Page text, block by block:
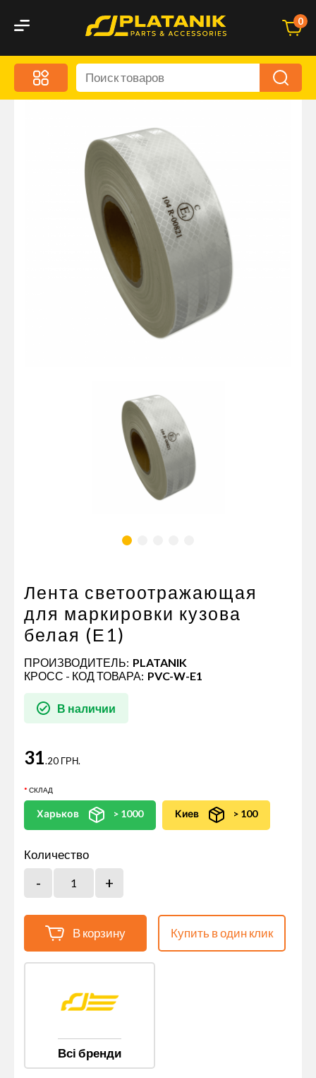
0
Меню
Акционные предложения
Дорожная кухня
Автохимия и уход
Оптика и светотехника
Брызговики
Запчасти кузова и зеркала
Малый коммерческий транспорт
Маркировочные знаки и светоотражатели
Пневматические соединения
Оснащение прицепов
Автономное отопление и
кондиционировани
Стяжные ремни и тросы
Лента светоотражающая
для маркировки кузова
белая (Е1)
ПРОИЗВОДИТЕЛЬ: PLATANIK
КРОСС - КОД ТОВАРА: PVC-W-E1
В наличии
31.20 ГРН.
СКЛАД
Харьков > 1000 Киев > 100
Количество
В корзину Купить в один клик
Всі бренди